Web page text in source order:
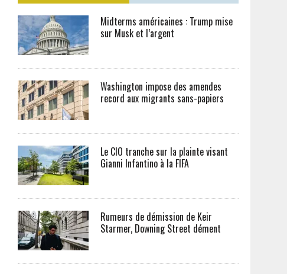
Midterms américaines : Trump mise
sur Musk et l’argent
Washington impose des amendes
record aux migrants sans-papiers
Le CIO tranche sur la plainte visant
Gianni Infantino à la FIFA
Rumeurs de démission de Keir
Starmer, Downing Street dément